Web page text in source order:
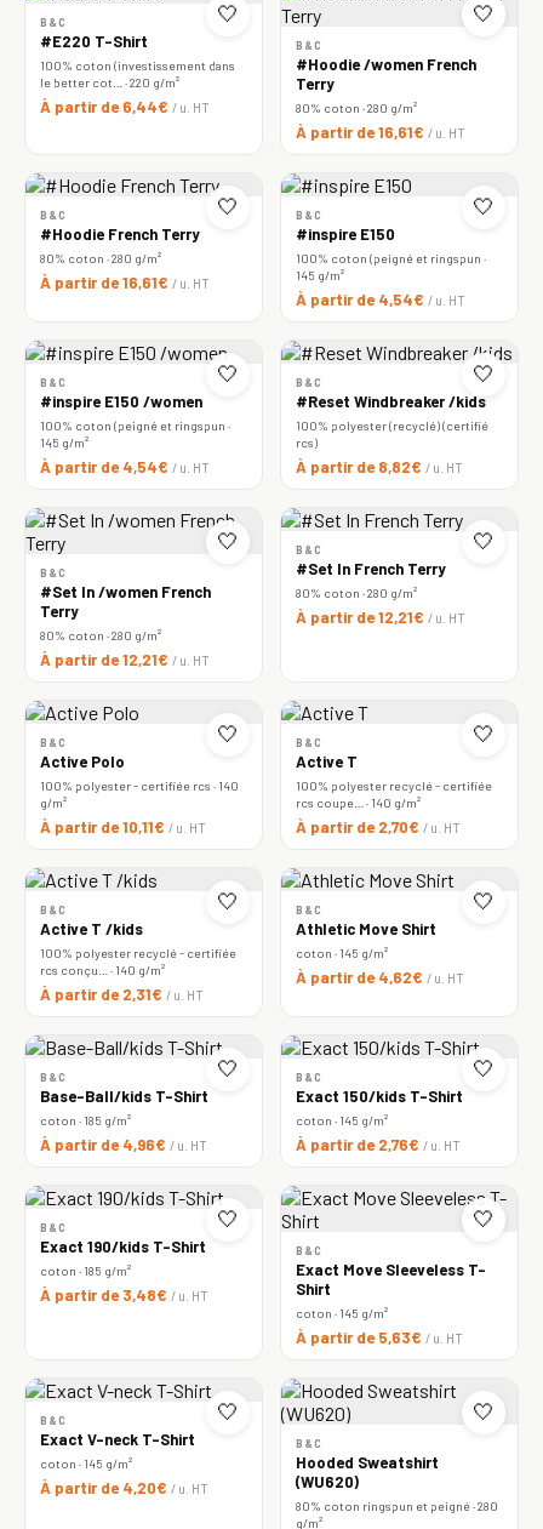
🤍
B&C
#E220 T-Shirt
100% coton (investissement dans
le better cot… · 220 g/m²
À partir de 6,44€ / u. HT
🤍
B&C
#Hoodie /women French
Terry
80% coton · 280 g/m²
À partir de 16,61€ / u. HT
🤍
B&C
#Hoodie French Terry
80% coton · 280 g/m²
À partir de 16,61€ / u. HT
🤍
B&C
#inspire E150
100% coton (peigné et ringspun ·
145 g/m²
À partir de 4,54€ / u. HT
🤍
B&C
#inspire E150 /women
100% coton (peigné et ringspun ·
145 g/m²
À partir de 4,54€ / u. HT
🤍
B&C
#Reset Windbreaker /kids
100% polyester (recyclé) (certifié
rcs)
À partir de 8,82€ / u. HT
🤍
B&C
#Set In /women French
Terry
80% coton · 280 g/m²
À partir de 12,21€ / u. HT
🤍
B&C
#Set In French Terry
80% coton · 280 g/m²
À partir de 12,21€ / u. HT
🤍
B&C
Active Polo
100% polyester - certifiée rcs · 140
g/m²
À partir de 10,11€ / u. HT
🤍
B&C
Active T
100% polyester recyclé - certifiée
rcs coupe… · 140 g/m²
À partir de 2,70€ / u. HT
🤍
B&C
Active T /kids
100% polyester recyclé - certifiée
rcs conçu… · 140 g/m²
À partir de 2,31€ / u. HT
🤍
B&C
Athletic Move Shirt
coton · 145 g/m²
À partir de 4,62€ / u. HT
🤍
B&C
Base-Ball/kids T-Shirt
coton · 185 g/m²
À partir de 4,96€ / u. HT
🤍
B&C
Exact 150/kids T-Shirt
coton · 145 g/m²
À partir de 2,76€ / u. HT
🤍
B&C
Exact 190/kids T-Shirt
coton · 185 g/m²
À partir de 3,48€ / u. HT
🤍
B&C
Exact Move Sleeveless T-
Shirt
coton · 145 g/m²
À partir de 5,63€ / u. HT
🤍
B&C
Exact V-neck T-Shirt
coton · 145 g/m²
À partir de 4,20€ / u. HT
🤍
B&C
Hooded Sweatshirt
(WU620)
80% coton ringspun et peigné · 280
g/m²